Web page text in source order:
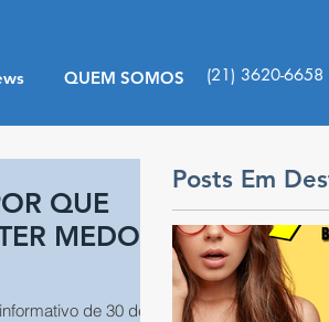
QUEM SOMOS (21) 3620-6658
QUE
MEDO
de 30 de
Posts Em